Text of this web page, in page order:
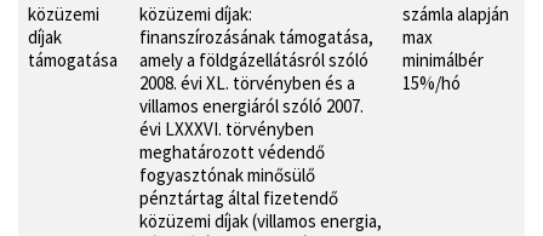
közüzemi
díjak
támogatása
közüzemi díjak:
finanszírozásának támogatása,
amely a földgázellátásról szóló
2008. évi XL. törvényben és a
villamos energiáról szóló 2007.
évi LXXXVI. törvényben
meghatározott védendő
fogyasztónak minősülő
pénztártag által fizetendő
közüzemi díjak (villamos energia,
számla alapján
max
minimálbér
15%/hó